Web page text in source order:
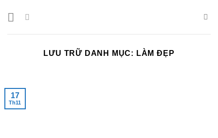
LƯU TRỮ DANH MỤC: LÀM ĐẸP
17
Th11